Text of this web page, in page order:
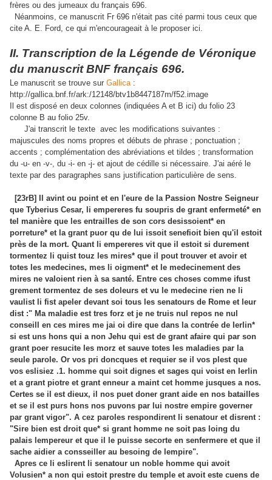
frères ou des jumeaux du français 696.
Néanmoins, ce manuscrit Fr 696 n'était pas cité parmi tous ceux que
cite A. E. Ford, ce qui m'encourageait à le proposer ici.
II. Transcription de la Légende de Véronique
du manuscrit BNF français 696.
Le manuscrit se trouve sur Gallica:
http://gallica.bnf.fr/ark:/12148/btv1b8447187m/f52.image
Il est disposé en deux colonnes (indiquées A et B ici) du folio 23
colonne B au folio 25v.
J'ai transcrit le texte avec les modifications suivantes :
majuscules des noms propres et débuts de phrase ; ponctuation ;
accents ; complémentation des abréviations et tildes ; transformation
du -u- en -v-, du -i- en -j- et ajout de cédille si nécessaire. J'ai aéré le
texte par des paragraphes sans justification particulière de sens.
[23rB] Il avint ou point et en l'eure de la Passion Nostre Seigneur
que Tyberius Cesar, li empereres fu soupris de grant enfermeté* en
tel manière que les entrailles de son cors desissoient* en
porreture* et la grant puor qu de lui issoit senefioit bien qu'il estoit
près de la mort. Quant li empereres vit que il estoit si durement
tormentez li quist touz les mires* que il pout trouver et avoir et
totes les medecines, mes li oigment* et le medecinement des
mires ne valoient rien à sa santé. Entre ces choses comme ifust
grement tormentez de ses doleurs et vu le medecine rien ne li
vaulist li fist apeler devant soi tous les senatours de Rome et leur
dist :" Ma maladie est tres forz et je ne truis nul repos ne nul
conseill en ces mires me jai oi dire que dans la contrée de Ierlin*
si est uns hons qui a non Jehu qui est de grant afaire qui par son
grant poer resucite les morz et sauve totes les maladies par la
seule parole. Or vos pri doncques et requier se il vos plest que
vos eslisiez .1. homme qui soit dignes et sages qui voist en Ierlin
et a grant piotre et grant enneur a maint cet homme jusques a nos.
Certes se il est dieux, il nos puet doner grant aide en nos batailles
et se il est purs hons nos puvons par lui nostre empire governer
par grant vigor". A cez paroles respondirent li senatour et disrent :
"Sire bien est droit que* si grant homme ne soit pas loing du
palais lempereur et que il le puisse secorte en senfermere et que il
sache aidier a consseiller au besoing de lempire".
Apres ce li eslirent li senatour un noble homme qui avoit
Volusien* a non qui estoit prestre du temple et avoit este cuens de